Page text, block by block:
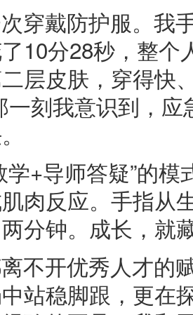
穿戴防护服。我
10分28秒，整个
层皮肤，穿得快
一刻我意识到，
学+导师答疑”的
肉反应。手指从
分钟。成长，就
不开优秀人才的
站稳脚跟，更在